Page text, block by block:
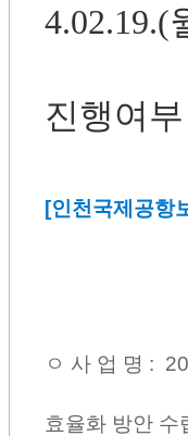
4.02.19.(
진행여
[인천국제공항
ㅇ 사 업 명 :
효율화 방안 수